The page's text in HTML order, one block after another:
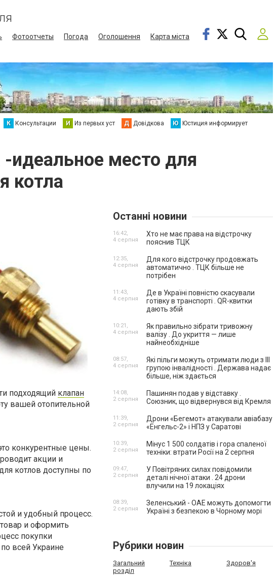
Фотоотчеты Погода Оголошення
Карта міста
К Консультации И Из первых уст Д Довідкова Ю Юстиция информирует
идеальное место для
котла
подходящий клапан
вашей отопительной
конкурентные цены.
акции и
котлов доступны по
и удобный процесс.
и оформить
покупки
всей Украине
Останні новини
Хто не має права на відстрочку
пояснив ТЦК
16:42,
4 серпня
Для кого відстрочку продовжать
автоматично . ТЦК більше не
потрібен
12:35,
4 серпня
Де в Україні повністю скасували
готівку в транспорті . QR-квитки
дають збій
11:43,
4 серпня
Як правильно зібрати тривожну
валізу . До укриття — лише
найнеобхідніше
10:21,
4 серпня
Які пільги можуть отримати люди з III
групою інвалідності . Держава надає
більше, ніж здається
08:57,
4 серпня
Пашинян подав у відставку .
Союзник, що відвернувся від Кремля
14:08,
2 серпня
Дрони «Бегемот» атакували авіабазу
«Енгельс-2» і НПЗ у Саратові
11:39,
2 серпня
Мінус 1 500 солдатів і гора спаленої
техніки: втрати Росії на 2 серпня
10:39,
2 серпня
У Повітряних силах повідомили
деталі нічної атаки . 24 дрони
влучили на 19 локаціях
09:47,
2 серпня
Зеленський - ОАЕ можуть допомогти
Україні з безпекою в Чорному морі
08:39,
2 серпня
Рубрики новин
Загальний
розділ
Техніка Здоров'я